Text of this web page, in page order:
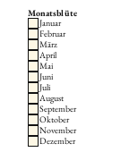
Monatsblüte
Januar
Februar
März
April
Mai
Juni
Juli
August
September
Oktober
November
Dezember